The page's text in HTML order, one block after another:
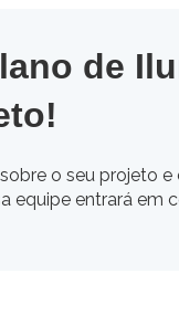
de
o seu projeto
equipe entrará em